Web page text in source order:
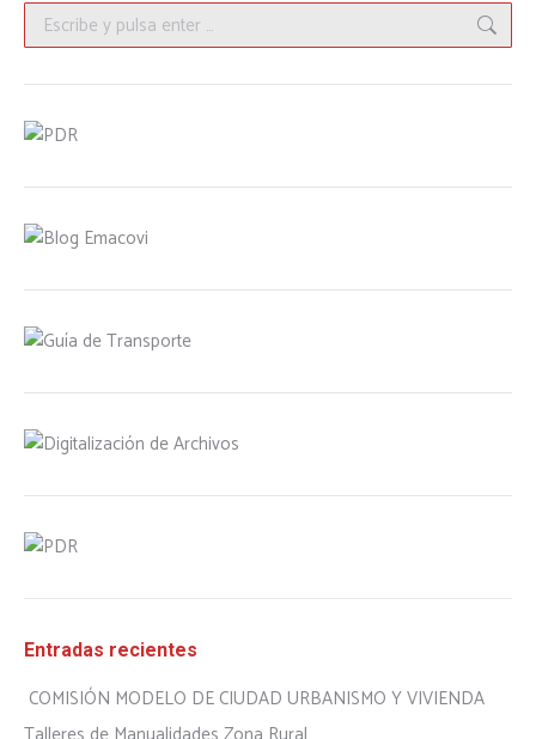
Buscar:
Entradas recientes
COMISIÓN MODELO DE CIUDAD URBANISMO Y VIVIENDA